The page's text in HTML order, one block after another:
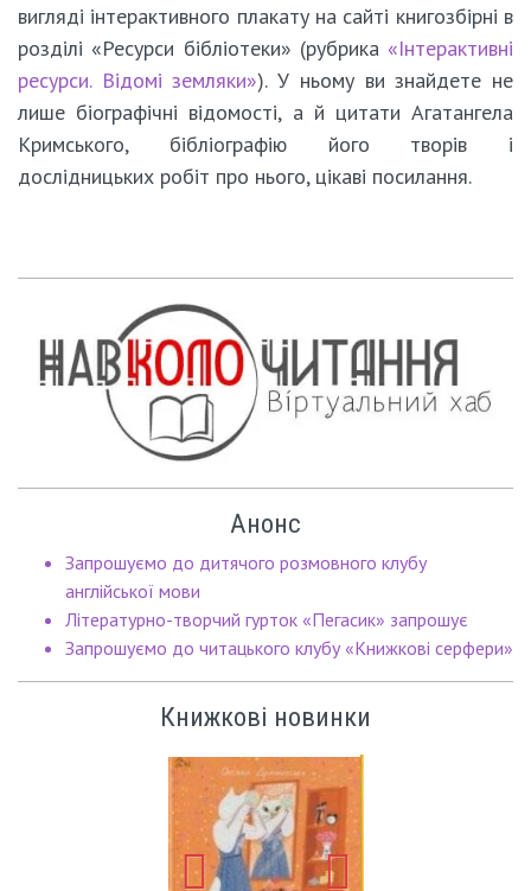
вигляді інтерактивного плакату на сайті книгозбірні в
розділі «Ресурси бібліотеки» (рубрика «Інтерактивні
ресурси. Відомі земляки»). У ньому ви знайдете не
лише біографічні відомості, а й цитати Агатангела
Кримського, бібліографію його творів і
дослідницьких робіт про нього, цікаві посилання.
Анонс
Запрошуємо до дитячого розмовного клубу
англійської мови
Літературно-творчий гурток «Пегасик» запрошує
Запрошуємо до читацького клубу «Книжкові серфери»
Книжкові новинки